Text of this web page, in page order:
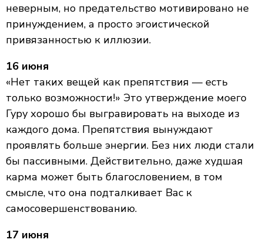
неверным, но предательство мотивировано не
принуждением, а просто эгоистической
привязанностью к иллюзии.
16 июня
«Нет таких вещей как препятствия — есть
только возможности!» Это утверждение моего
Гуру хорошо бы выгравировать на выходе из
каждого дома. Препятствия вынуждают
проявлять больше энергии. Без них люди стали
бы пассивными. Действительно, даже худшая
карма может быть благословением, в том
смысле, что она подталкивает Вас к
самосовершенствованию.
17 июня